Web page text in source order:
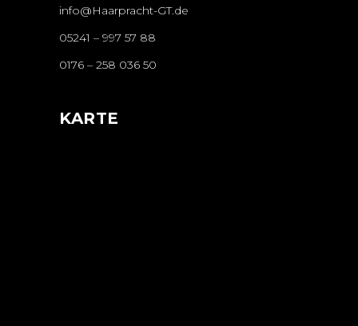
info@Haarpracht-GT.de
05241 – 997 57 88
0176 – 258 036 50
KARTE